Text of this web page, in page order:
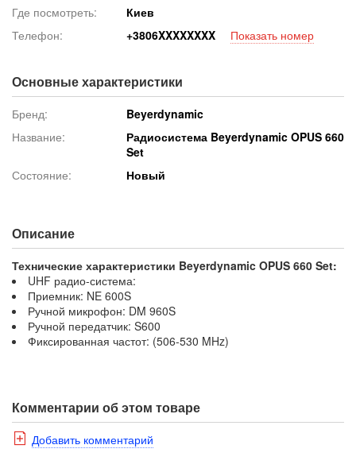
Где посмотреть:
Киев
Телефон:
+3806XXXXXXXX Показать номер
Основные характеристики
Бренд:
Beyerdynamic
Название:
Радиосистема Beyerdynamic OPUS 660
Set
Состояние:
Новый
Описание
Технические характеристики Beyerdynamic OPUS 660 Set:
UHF радио-система:
Приемник: NE 600S
Ручной микрофон: DM 960S
Ручной передатчик: S600
Фиксированная частот: (506-530 MHz)
Комментарии об этом товаре
Добавить комментарий